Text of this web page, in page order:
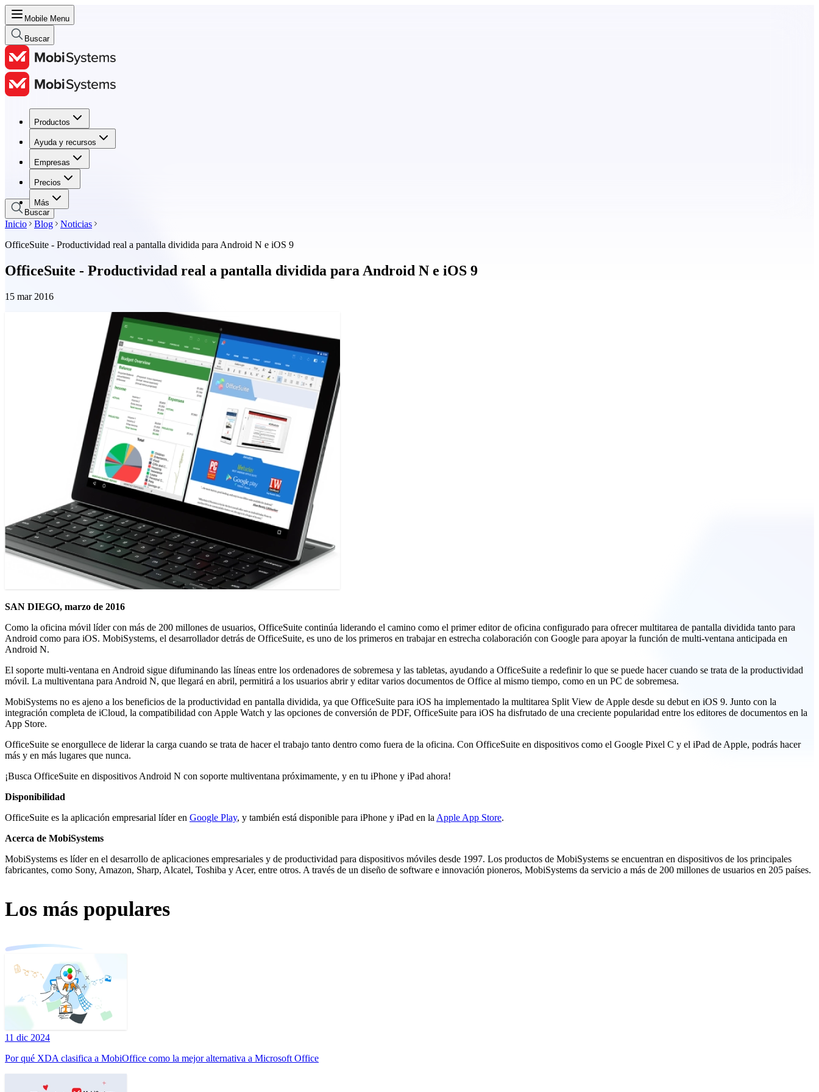
Mobile Menu
Buscar
Productos
Ayuda y recursos
Empresas
Precios
Más
Productos
Ayuda y recursos
Empresas
Precios
Buscar
Inicio Blog
Noticias
OfficeSuite - Productividad real a pantalla dividida para Android N e iOS 9
OfficeSuite - Productividad real a pantalla dividida para Android N e iOS 9
15 mar 2016
SAN DIEGO, marzo de 2016
Como la oficina móvil líder con más de 200 millones de usuarios, OfficeSuite continúa liderando el camino como el primer editor de oficina configurado para ofrecer multitarea de pantalla dividida tanto para
Android como para iOS. MobiSystems, el desarrollador detrás de OfficeSuite, es uno de los primeros en trabajar en estrecha colaboración con Google para apoyar la función de multi-ventana anticipada en
Android N.
El soporte multi-ventana en Android sigue difuminando las líneas entre los ordenadores de sobremesa y las tabletas, ayudando a OfficeSuite a redefinir lo que se puede hacer cuando se trata de la productividad
móvil. La multiventana para Android N, que llegará en abril, permitirá a los usuarios abrir y editar varios documentos de Office al mismo tiempo, como en un PC de sobremesa.
MobiSystems no es ajeno a los beneficios de la productividad en pantalla dividida, ya que OfficeSuite para iOS ha implementado la multitarea Split View de Apple desde su debut en iOS 9. Junto con la
integración completa de iCloud, la compatibilidad con Apple Watch y las opciones de conversión de PDF, OfficeSuite para iOS ha disfrutado de una creciente popularidad entre los editores de documentos en la
App Store.
OfficeSuite se enorgullece de liderar la carga cuando se trata de hacer el trabajo tanto dentro como fuera de la oficina. Con OfficeSuite en dispositivos como el Google Pixel C y el iPad de Apple, podrás hacer
más y en más lugares que nunca.
¡Busca OfficeSuite en dispositivos Android N con soporte multiventana próximamente, y en tu iPhone y iPad ahora!
Disponibilidad
OfficeSuite es la aplicación empresarial líder en Google Play, y también está disponible para iPhone y iPad en la Apple App Store.
Acerca de MobiSystems
MobiSystems es líder en el desarrollo de aplicaciones empresariales y de productividad para dispositivos móviles desde 1997. Los productos de MobiSystems se encuentran en dispositivos de los principales
fabricantes, como Sony, Amazon, Sharp, Alcatel, Toshiba y Acer, entre otros. A través de un diseño de software e innovación pioneros, MobiSystems da servicio a más de 200 millones de usuarios en 205 países.
Los más populares
11 dic 2024
Por qué XDA clasifica a MobiOffice como la mejor alternativa a Microsoft Office